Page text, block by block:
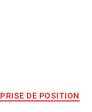
Catégories
PRISE DE POSITION